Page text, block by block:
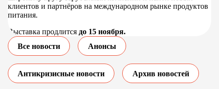
клиентов и партнёров на международном рынке продуктов
питания.
Выставка продлится до 15 ноября.
Все новости
Анонсы
Антикризисные новости Архив новостей